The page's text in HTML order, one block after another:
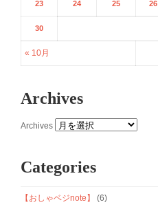
« 10月
23 24 25 26
30
Archives
Archives
Categories
【おしゃベジnote】 (6)